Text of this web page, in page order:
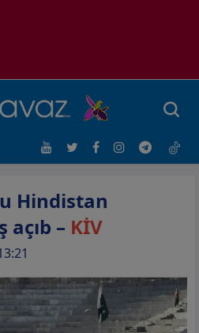
Hindistan
– KİV